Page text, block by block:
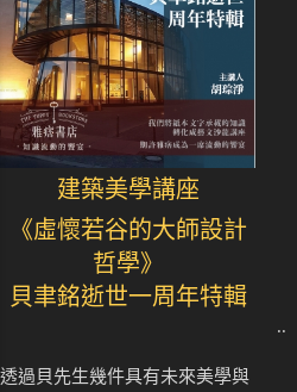
建築美學講座
《虛懷若谷的大師設計
哲學》
貝聿銘逝世一周年特輯
透過貝先生幾件具有未來美學與
..